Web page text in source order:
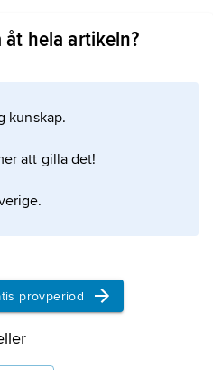
1944 och
är en krönika
mellan den
det hårdhänta livet,
hela artikeln?
kunskap.
att gilla det!
provperiod